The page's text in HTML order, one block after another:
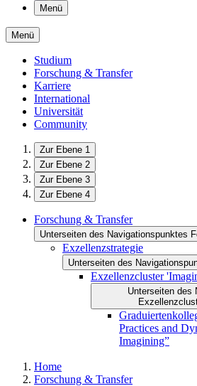
Menü
Menü
Studium
Forschung & Transfer
Karriere
International
Universität
Community
Zur Ebene 1
Zur Ebene 2
Zur Ebene 3
Zur Ebene 4
Forschung & Transfer
Unterseiten des Navigationspunktes
Exzellenzstrategie
Unterseiten des
Exzellenzcluster
Unterseiten des
Practices and
Imagining”
Home
Forschung & Transfer